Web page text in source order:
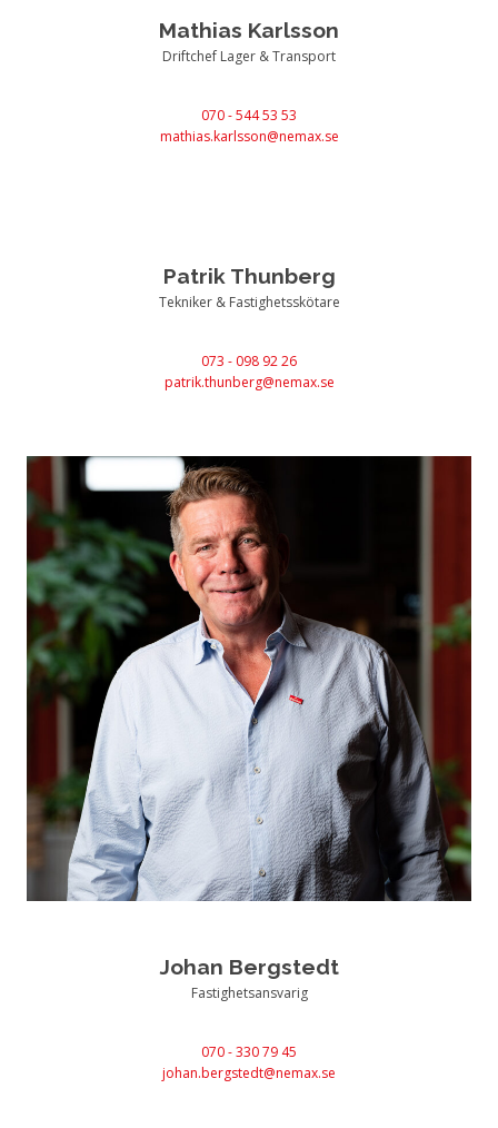
Mathias Karlsson
Driftchef Lager & Transport
070 - 544 53 53
mathias.karlsson@nemax.se
Patrik Thunberg
Tekniker & Fastighetsskötare
073 - 098 92 26
patrik.thunberg@nemax.se
Johan Bergstedt
Fastighetsansvarig
070 - 330 79 45
johan.bergstedt@nemax.se